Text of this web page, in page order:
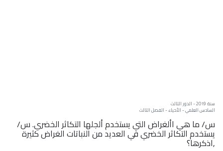
سنة: 2019 - الدور الثالث
السادس العلمي - الأحياء - الفصل الثالث
س/ ما هي األغراض التي يستخدم ألجلها التكاثر الخضري. س/
يستخدم التكاثر الخضري في العديد من النباتات الغراض كثيرة
,اذكرها؟